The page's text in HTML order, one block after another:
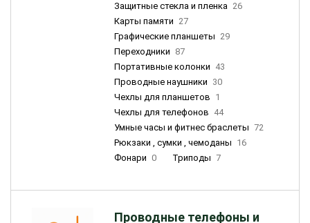
Защитные стекла и пленка 26
Карты памяти 27
Графические планшеты 29
Переходники 87
Портативные колонки 43
Проводные наушники 30
Чехлы для планшетов 1
Чехлы для телефонов 44
Умные часы и фитнес браслеты 72
Рюкзаки , сумки , чемоданы 16
Фонари 0 Триподы 7
Проводные телефоны и